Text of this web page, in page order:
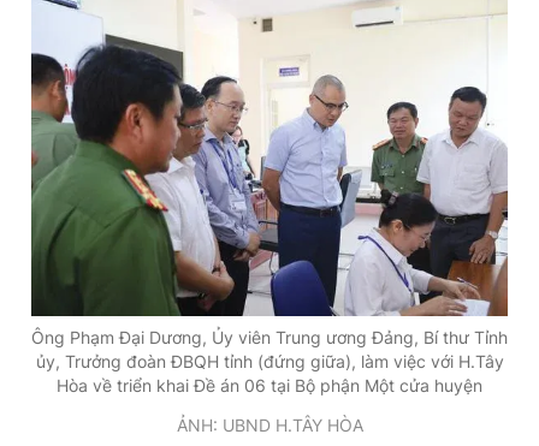
Tổng biên tập: Nguyễn Ngọc Toàn
Phó tổng biên tập thường trực: Hải Thành
Phó tổng biên tập: Lâm Hiếu Dũng
Phó tổng biên tập: Trần Việt Hưng
Tổng thư ký tòa soạn: Đức Trung
Giấy phép xuất bản số 110/GP - BTTTT cấp ngày 24.3.2020
© 2003-2026 Bản quyền thuộc về Báo Thanh Niên. Cấm sao
chép dưới mọi hình thức nếu không có sự chấp thuận bằng văn
bản. Phát triển bởi ePi Technologies, JSC.
Ông Phạm Đại Dương, Ủy viên Trung ương Đảng, Bí thư Tỉnh
ủy, Trưởng đoàn ĐBQH tỉnh (đứng giữa), làm việc với H.Tây
Hòa về triển khai Đề án 06 tại Bộ phận Một cửa huyện
ẢNH: UBND H.TÂY HÒA